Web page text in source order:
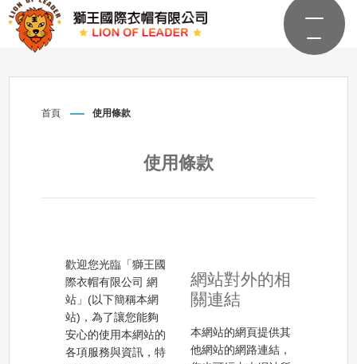
首頁 使用條款
使用條款
歡迎您光臨「獅王國
際衣帽有限公司 網
站」(以下簡稱本網
站)，為了讓您能夠
安心的使用本網站的
各項服務與資訊，特
網站對外的相
關連結
本網站的網頁提供其
他網站的網路連結，